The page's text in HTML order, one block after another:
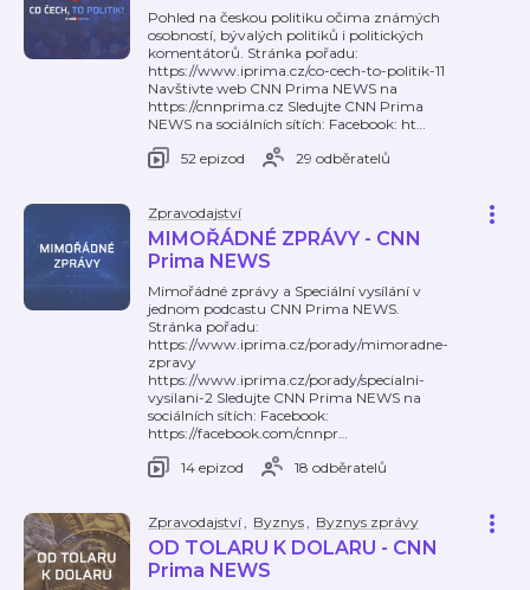
Pohled na českou politiku očima známých
osobností, bývalých politiků i politických
komentátorů. Stránka pořadu:
https://www.iprima.cz/co-cech-to-politik-11
Navštivte web CNN Prima NEWS na
https://cnnprima.cz Sledujte CNN Prima
NEWS na sociálních sítích: Facebook: ht…
52 epizod
29 odběratelů
Zpravodajství
MIMOŘÁDNÉ ZPRÁVY - CNN
Prima NEWS
Mimořádné zprávy a Speciální vysílání v
jednom podcastu CNN Prima NEWS.
Stránka pořadu:
https://www.iprima.cz/porady/mimoradne-
zpravy
https://www.iprima.cz/porady/specialni-
vysilani-2 Sledujte CNN Prima NEWS na
sociálních sítích: Facebook:
https://facebook.com/cnnpr…
14 epizod
18 odběratelů
Zpravodajství, Byznys, Byznys zprávy
OD TOLARU K DOLARU - CNN
Prima NEWS